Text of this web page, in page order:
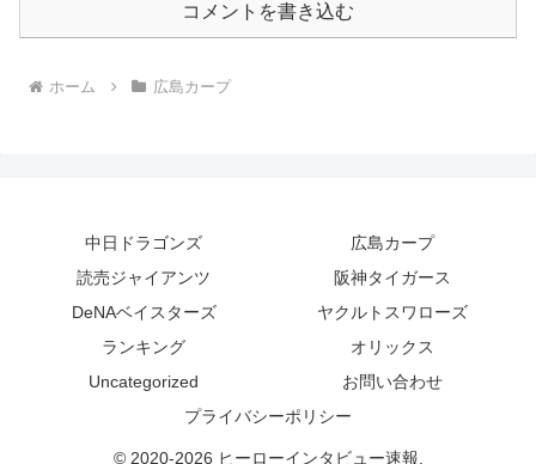
コメントを書き込む
ホーム 広島カープ
中日ドラゴンズ
広島カープ
読売ジャイアンツ
阪神タイガース
DeNAベイスターズ
ヤクルトスワローズ
ランキング
オリックス
Uncategorized
お問い合わせ
プライバシーポリシー
© 2020-2026 ヒーローインタビュー速報.